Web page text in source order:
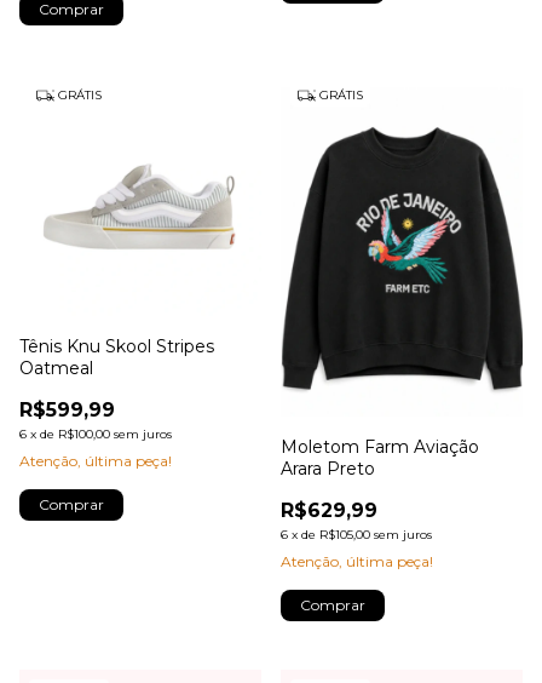
Comprar
GRÁTIS
Tênis Knu Skool Stripes
Oatmeal
R$599,99
6 x de R$100,00 sem juros
Atenção, última peça!
Comprar
GRÁTIS
Moletom Farm Aviação
Arara Preto
R$629,99
6 x de R$105,00 sem juros
Atenção, última peça!
Comprar